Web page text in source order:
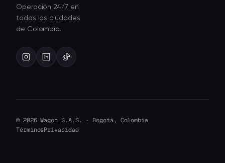
Operación 24/7 en
todas las ciudades
de Colombia.
© 2026 Wagon S.A.S. · Bogotá, Colombia
TérminosPrivacidad